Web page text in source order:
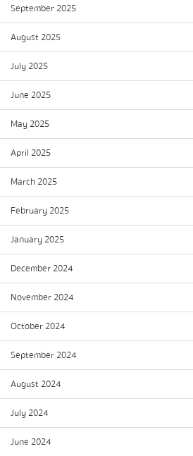
September 2025
August 2025
July 2025
June 2025
May 2025
April 2025
March 2025
February 2025
January 2025
December 2024
November 2024
October 2024
September 2024
August 2024
July 2024
June 2024